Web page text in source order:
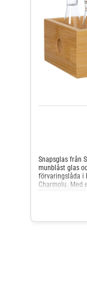
Snapsglas från
munblåst glas
förvaringslåda i
Charmolu. Med
snapsglasen
Charmolu.-